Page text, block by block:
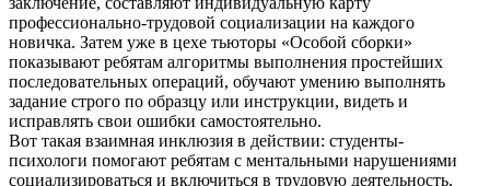
профессионально-трудовой социализации на каждого
новичка. Затем уже в цехе тьюторы «Особой сборки»
показывают ребятам алгоритмы выполнения простейших
последовательных операций, обучают умению выполнять
задание строго по образцу или инструкции, видеть и
исправлять свои ошибки самостоятельно.
Вот такая взаимная инклюзия в действии: студенты-
психологи помогают ребятам с ментальными нарушениями
социализироваться и включиться в трудовую деятельность,